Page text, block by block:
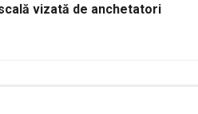
vizată de anchetatori